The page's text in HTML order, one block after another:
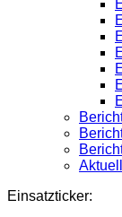
Einsatzticker: